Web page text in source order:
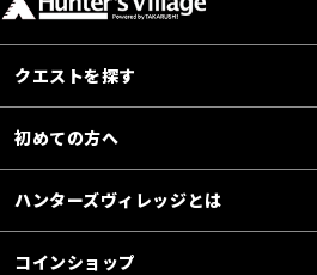
クエストを探す
初めての方へ
ハンターズヴィレッジとは
コインショップ